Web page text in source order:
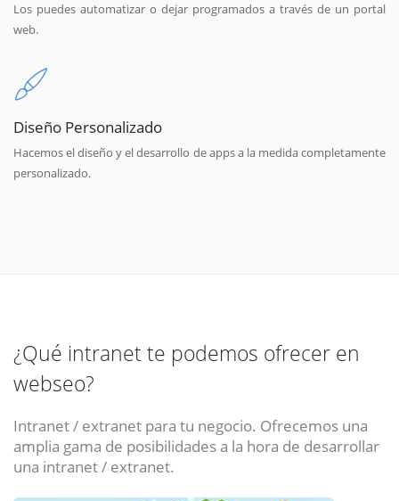
Los puedes automatizar o dejar programados a través de un portal
web.
Diseño Personalizado
Hacemos el diseño y el desarrollo de apps a la medida completamente
personalizado.
¿Qué intranet te podemos ofrecer en
webseo?
Intranet / extranet para tu negocio. Ofrecemos una
amplia gama de posibilidades a la hora de desarrollar
una intranet / extranet.